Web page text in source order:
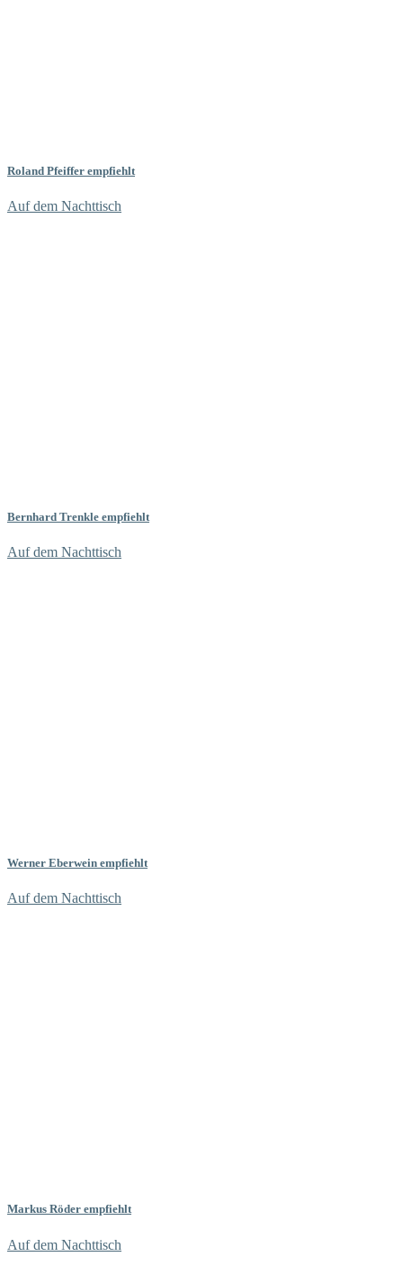
Roland Pfeiffer empfiehlt
Auf dem Nachttisch
Bernhard Trenkle empfiehlt
Auf dem Nachttisch
Werner Eberwein empfiehlt
Auf dem Nachttisch
Markus Röder empfiehlt
Auf dem Nachttisch